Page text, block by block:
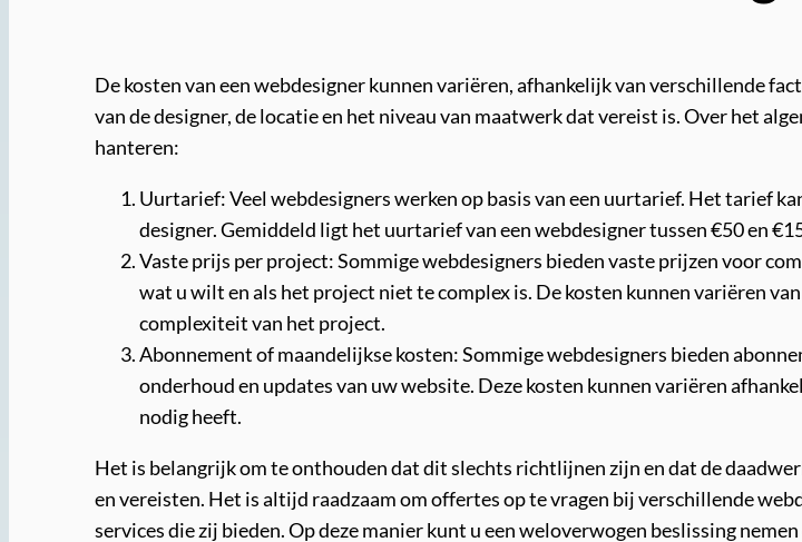
De kosten van een webdesigner kunnen variëren, afhankelijk van verschillende
van de designer, de locatie en het niveau van maatwerk dat vereist is. Over het
hanteren:
Uurtarief: Veel webdesigners werken op basis van een uurtarief. Het tarief
designer. Gemiddeld ligt het uurtarief van een webdesigner tussen €50 en
Vaste prijs per project: Sommige webdesigners bieden vaste prijzen voor
wat u wilt en als het project niet te complex is. De kosten kunnen variëren
complexiteit van het project.
Abonnement of maandelijkse kosten: Sommige webdesigners bieden
onderhoud en updates van uw website. Deze kosten kunnen variëren
nodig heeft.
Het is belangrijk om te onthouden dat dit slechts richtlijnen zijn en dat de
en vereisten. Het is altijd raadzaam om offertes op te vragen bij verschillende
services die zij bieden. Op deze manier kunt u een weloverwogen beslissing